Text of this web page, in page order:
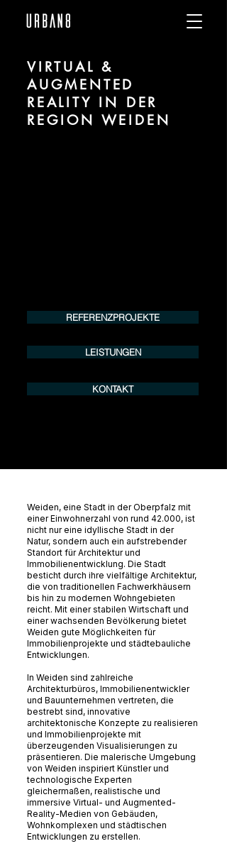
VIRTUAL &
AUGMENTED
REALITY IN DER
REGION WEIDEN
REFERENZPROJEKTE
LEISTUNGEN
KONTAKT
Weiden, eine Stadt in der Oberpfalz mit
einer Einwohnerzahl von rund 42.000, ist
nicht nur eine idyllische Stadt in der
Natur, sondern auch ein aufstrebender
Standort für Architektur und
Immobilienentwicklung. Die Stadt
besticht durch ihre vielfältige Architektur,
die von traditionellen Fachwerkhäusern
bis hin zu modernen Wohngebieten
reicht. Mit einer stabilen Wirtschaft und
einer wachsenden Bevölkerung bietet
Weiden gute Möglichkeiten für
Immobilienprojekte und städtebauliche
Entwicklungen.
In Weiden sind zahlreiche
Architekturbüros, Immobilienentwickler
und Bauunternehmen vertreten, die
bestrebt sind, innovative
architektonische Konzepte zu realisieren
und Immobilienprojekte mit
überzeugenden Visualisierungen zu
präsentieren. Die malerische Umgebung
von Weiden inspiriert Künstler und
technologische Experten
gleichermaßen, realistische und
immersive Virtual- und Augmented-
Reality-Medien von Gebäuden,
Wohnkomplexen und städtischen
Entwicklungen zu erstellen.